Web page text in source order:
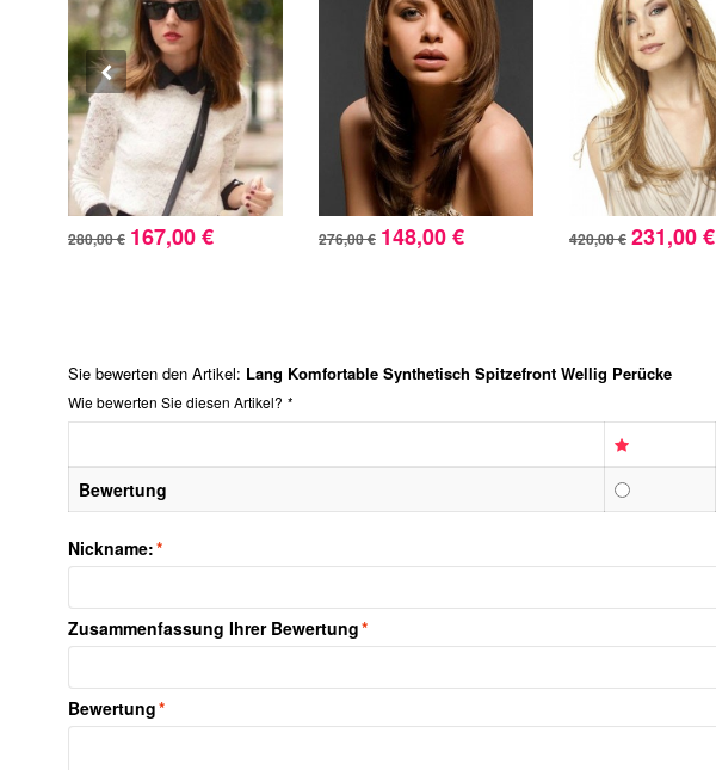
280,00 € 167,00 € 276,00 € 148,00 € 420,00 € 231,00 €
Sie bewerten den Artikel: Lang Komfortable Synthetisch Spitzefront Wellig Perücke
Wie bewerten Sie diesen Artikel? *
Bewertung
*
Nickname:
*
Zusammenfassung Ihrer Bewertung
*
Bewertung